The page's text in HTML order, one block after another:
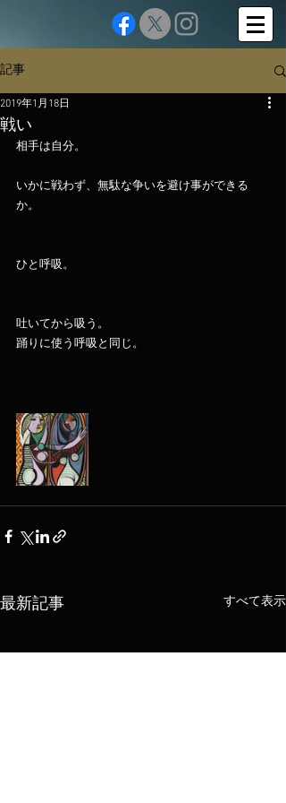
記事
戦い
2019年1月18日
相手は自分。
いかに戦わず、無駄な争いを避け事ができる
か。
ひと呼吸。
吐いてから吸う。
踊りに使う呼吸と同じ。
最新記事 すべて表示